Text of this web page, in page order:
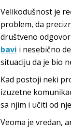
Velikodušnost je
problem, da
društveno
bavi i nesebično
situaciju da je bio
Kad postoji neki
izuzetne
sa njim i učiti od
Veoma je vredan,